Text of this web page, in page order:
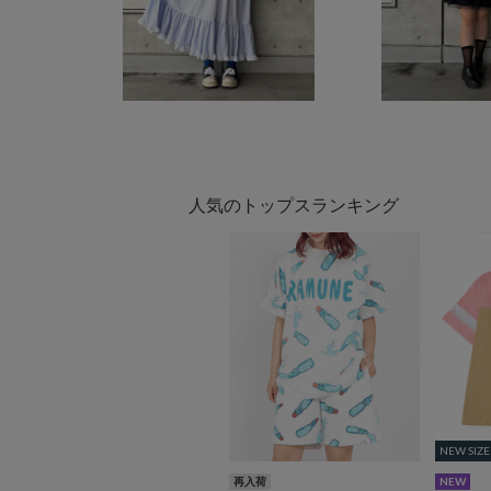
人気のトップスランキング
再入荷
NEW SIZE
NEW SIZE
NEW